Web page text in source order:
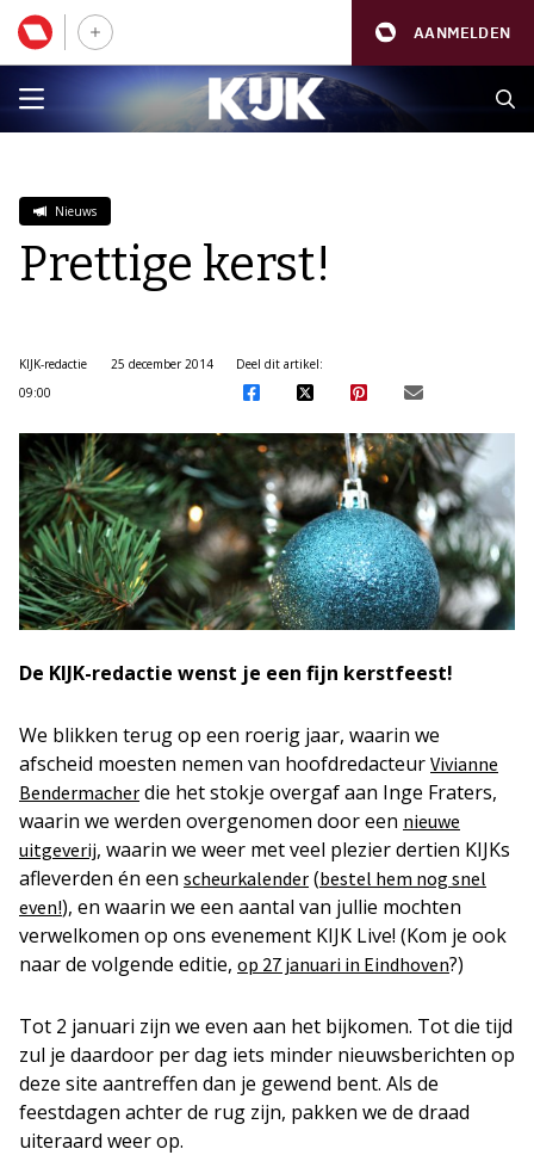
AANMELDEN
Nieuws
Prettige kerst!
KIJK-redactie
25 december 2014
09:00
Deel dit artikel:
De KIJK-redactie wenst je een fijn kerstfeest!
We blikken terug op een roerig jaar, waarin we
afscheid moesten nemen van hoofdredacteur Vivianne
Bendermacher die het stokje overgaf aan Inge Fraters,
waarin we werden overgenomen door een nieuwe
uitgeverij, waarin we weer met veel plezier dertien KIJKs
afleverden én een scheurkalender (bestel hem nog snel
even!), en waarin we een aantal van jullie mochten
verwelkomen op ons evenement KIJK Live! (Kom je ook
naar de volgende editie, op 27 januari in Eindhoven?)
Tot 2 januari zijn we even aan het bijkomen. Tot die tijd
zul je daardoor per dag iets minder nieuwsberichten op
deze site aantreffen dan je gewend bent. Als de
feestdagen achter de rug zijn, pakken we de draad
uiteraard weer op.